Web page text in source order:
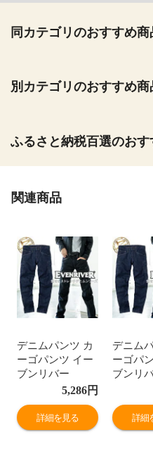
同カテゴリのおすすめ商
別カテゴリのおすすめ商
ふるさと納税百選のお
関連商品
デニムパンツ カ
ーゴパンツ イー
ブンリバー
EVENRIVER ジ
ーパン ワークパ
ンツ ストレッチ
綿 おしゃれ 人気
5,286円
詳細を見る
デニム
ーゴパ
ブンリ
ーパン
ンツ ス
綿 おし
詳細